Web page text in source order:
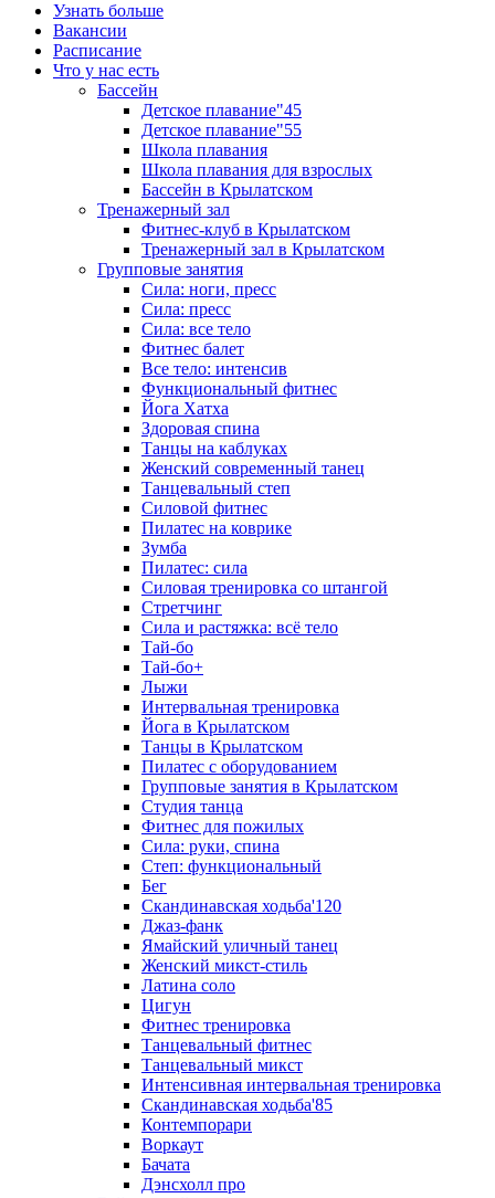
Узнать больше
Вакансии
Расписание
Что у нас есть
Бассейн
Детское плавание"45
Детское плавание"55
Школа плавания
Школа плавания для взрослых
Бассейн в Крылатском
Тренажерный зал
Фитнес-клуб в Крылатском
Тренажерный зал в Крылатском
Групповые занятия
Сила: ноги, пресс
Сила: пресс
Сила: все тело
Фитнес балет
Все тело: интенсив
Функциональный фитнес
Йога Хатха
Здоровая спина
Танцы на каблуках
Женский современный танец
Танцевальный степ
Силовой фитнес
Пилатес на коврике
Зумба
Пилатес: сила
Силовая тренировка со штангой
Стретчинг
Сила и растяжка: всё тело
Тай-бо
Тай-бо+
Лыжи
Интервальная тренировка
Йога в Крылатском
Танцы в Крылатском
Пилатес с оборудованием
Групповые занятия в Крылатском
Студия танца
Фитнес для пожилых
Сила: руки, спина
Степ: функциональный
Бег
Скандинавская ходьба'120
Джаз-фанк
Ямайский уличный танец
Женский микст-стиль
Латина соло
Цигун
Фитнес тренировка
Танцевальный фитнес
Танцевальный микст
Интенсивная интервальная тренировка
Скандинавская ходьба'85
Контемпорари
Воркаут
Бачата
Дэнсхолл про